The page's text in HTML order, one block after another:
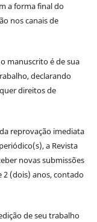
a forma final do
nos canais de
manuscrito é de sua
declarando
direitos de
reprovação imediata
a Revista
novas submissões
2 (dois) anos, contado
de seu trabalho